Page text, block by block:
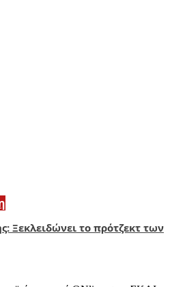
Ξεκλειδώνει το πρότζεκτ των